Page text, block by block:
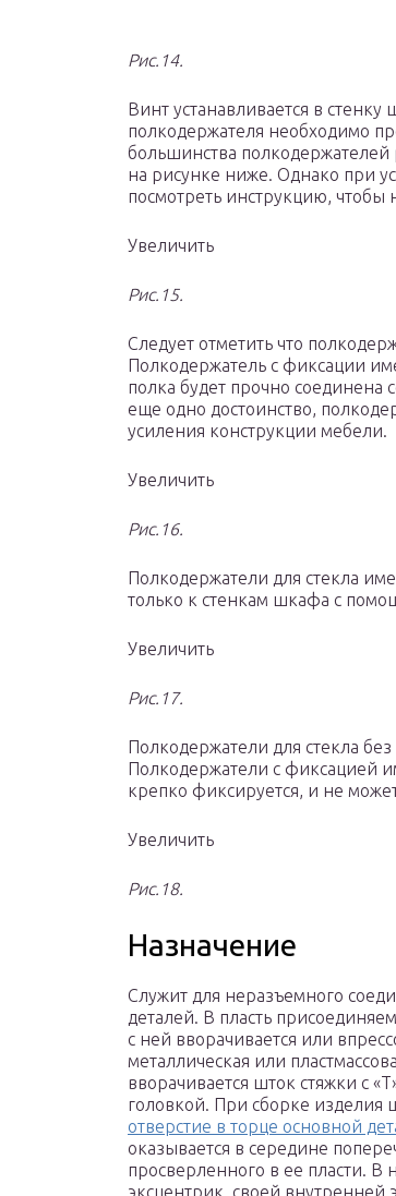
Рис.14.
Винт устанавливается в
полкодержателя необходимо
большинства
на рисунке ниже. Однако при
посмотреть инструкцию,
Увеличить
Рис.15.
Следует отметить что
Полкодержатель с фиксации
полка будет прочно соединена
еще одно достоинство,
усиления конструкции мебели.
Увеличить
Рис.16.
Полкодержатели для стекла
только к стенкам шкафа с
Увеличить
Рис.17.
Полкодержатели для стекла
Полкодержатели с фиксацией
крепко фиксируется, и не
Увеличить
Рис.18.
Назначение
Служит для неразъемного
деталей. В пласть
с ней вворачивается или
металлическая или
вворачивается шток стяжки с
головкой. При сборке изделия
отверстие в торце основной
оказывается в середине
просверленного в ее пласти. В
эксцентрик, своей внутренней